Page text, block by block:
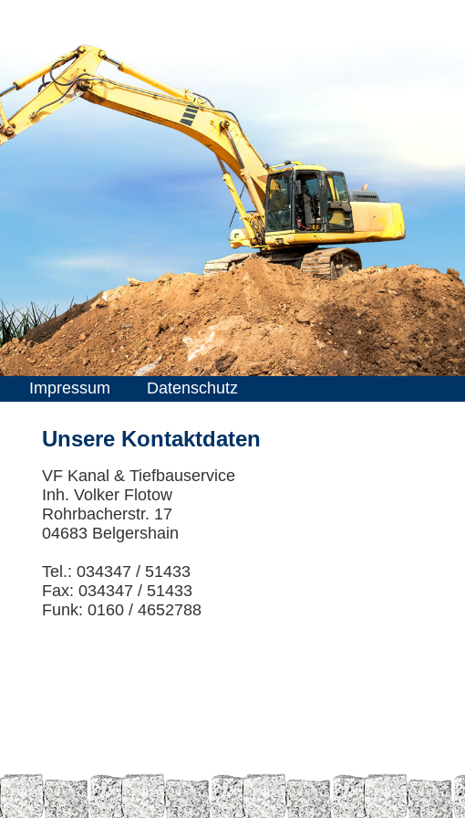
Impressum Datenschutz
Unsere Kontaktdaten
VF Kanal & Tiefbauservice
Inh. Volker Flotow
Rohrbacherstr. 17
04683 Belgershain
Tel.: 034347 / 51433
Fax: 034347 / 51433
Funk: 0160 / 4652788